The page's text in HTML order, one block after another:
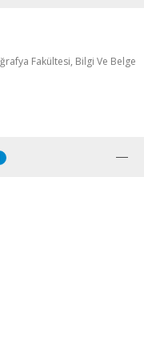
Fakültesi, Bilgi Ve Belge